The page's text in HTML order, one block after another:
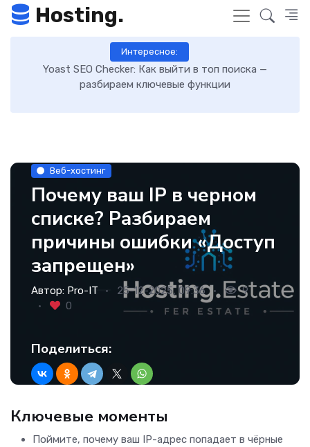
Hosting.
Интересное:
Как включить GZIP-сжатие в WordPress и ускорить
загрузку сайта: пошаговая инструкция
Веб-хостинг
Почему ваш IP в черном
списке? Разбираем
причины ошибки «Доступ
запрещен»
Автор: Pro-IT 25-12-2025, 09:36
9
0
Поделиться:
Ключевые моменты
Поймите, почему ваш IP-адрес попадает в чёрные